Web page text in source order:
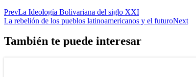
PrevLa Ideología Bolivariana del siglo XXI
La rebelión de los pueblos latinoamericanos y el futuroNext
También te puede interesar